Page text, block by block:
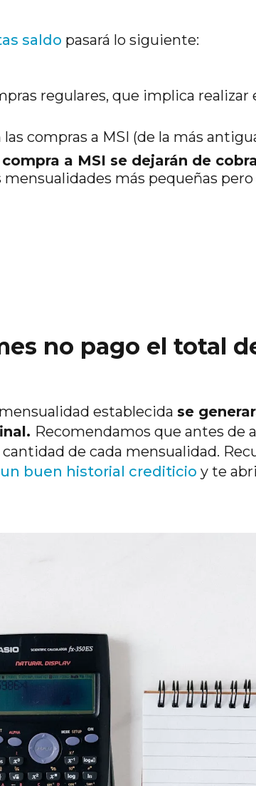
saldo pasará lo siguiente:
regulares, que implica realizar
compras a MSI (de la más
a MSI se dejarán de
mensualidades más pequeñas
no pago el total
establecida se
Recomendamos que antes de
de cada mensualidad.
buen historial crediticio y te